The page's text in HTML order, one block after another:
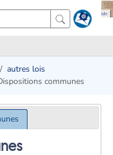
autres lois
communes